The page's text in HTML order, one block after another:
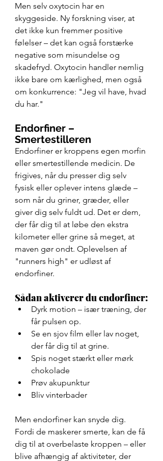
Men selv oxytocin har en
skyggeside. Ny forskning viser, at
det ikke kun fremmer positive
følelser – det kan også forstærke
negative som misundelse og
skadefryd. Oxytocin handler nemlig
ikke bare om kærlighed, men også
om konkurrence: "Jeg vil have, hvad
du har."
Endorfiner –
Smertestilleren
Endorfiner er kroppens egen morfin
eller smertestillende medicin. De
frigives, når du presser dig selv
fysisk eller oplever intens glæde –
som når du griner, græder, eller
giver dig selv fuldt ud. Det er dem,
der får dig til at løbe den ekstra
kilometer eller grine så meget, at
maven gør ondt. Oplevelsen af
"runners high" er udløst af
endorfiner.
Sådan aktiverer du endorfiner:
Dyrk motion – især træning, der
får pulsen op.
Se en sjov film eller lav noget,
der får dig til at grine.
Spis noget stærkt eller mørk
chokolade
Prøv akupunktur
Bliv vinterbader
Men endorfiner kan snyde dig.
Fordi de maskerer smerte, kan de få
dig til at overbelaste kroppen – eller
blive afhængig af aktiviteter, der